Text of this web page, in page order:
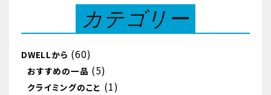
カテゴリー
DWELLから (60)
おすすめの一品 (5)
クライミングのこと (1)